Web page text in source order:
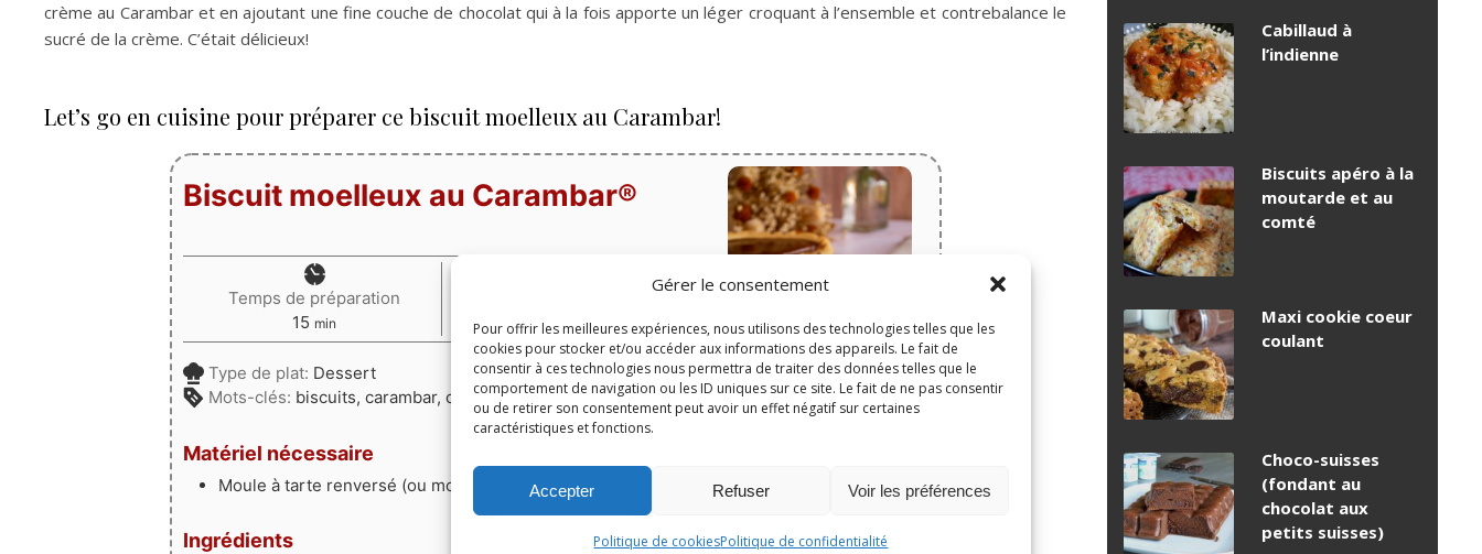
Gérer le consentement
Pour offrir les meilleures expériences, nous utilisons des technologies telles que les
cookies pour stocker et/ou accéder aux informations des appareils. Le fait de
consentir à ces technologies nous permettra de traiter des données telles que le
comportement de navigation ou les ID uniques sur ce site. Le fait de ne pas consentir
ou de retirer son consentement peut avoir un effet négatif sur certaines
caractéristiques et fonctions.
Accepter Refuser Voir les préférences
Politique de cookiesPolitique de confidentialité
crème au Carambar et en ajoutant une fine couche de chocolat qui à la fois apporte un léger croquant à l’ensemble et contrebalance le
sucré de la crème. C’était délicieux!
Let’s go en cuisine pour préparer ce biscuit moelleux au Carambar!
Print
Épingler la recette
Biscuit moelleux au Carambar®
Temps de préparation
15 minutes
min
35minutes
min
Type de plat: Dessert
Mots-clés: biscuits, carambar, chocolat
Matériel nécessaire
Moule à tarte renversé (ou moule à garnir Tupperware)
Ingrédients
Cabillaud à
l’indienne
Biscuits apéro à la
moutarde et au
comté
Maxi cookie coeur
coulant
Choco-suisses
(fondant au
chocolat aux
petits suisses)